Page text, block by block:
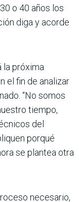
o 40 años los
diga y acorde
la próxima
el fin de analizar
“No somos
tiempo,
del
porqué
se plantea otra
necesario,